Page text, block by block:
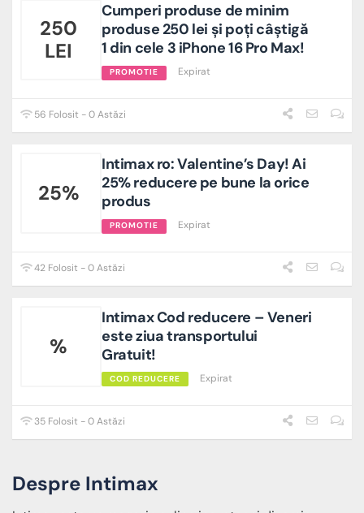
250
LEI
Cumperi produse de minim
produse 250 lei și poți câștigă
1 din cele 3 iPhone 16 Pro Max!
PROMOTIE Expirat
56 Folosit - 0 Astăzi
25%
Intimax ro: Valentine’s Day! Ai
25% reducere pe bune la orice
produs
PROMOTIE Expirat
42 Folosit - 0 Astăzi
%
Intimax Cod reducere – Veneri
este ziua transportului
Gratuit!
COD REDUCERE Expirat
35 Folosit - 0 Astăzi
Despre Intimax